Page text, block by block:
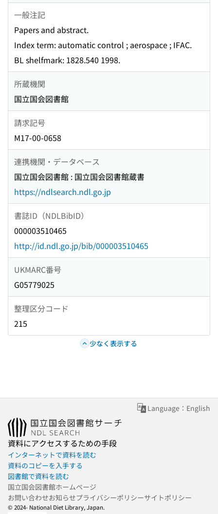
一般注記
Papers and abstract.
Index term: automatic control ; aerospace ; IFAC.
BL shelfmark: 1828.540 1998.
所蔵機関
国立国会図書館
請求記号
M17-00-0658
連携機関・データベース
国立国会図書館 : 国立国会図書館蔵書
https://ndlsearch.ndl.go.jp
書誌ID（NDLBibID）
000003510465
http://id.ndl.go.jp/bib/000003510465
UKMARC番号
G05779025
整理区分コード
215
少なく表示する
Language：English
資料にアクセスするための手段
インターネットで資料を読む
資料のコピーを入手する
図書館で資料を読む
国立国会図書館ホームページ
お問い合わせお知らせプライバシーポリシーサイトポリシー
© 2024- National Diet Library, Japan.